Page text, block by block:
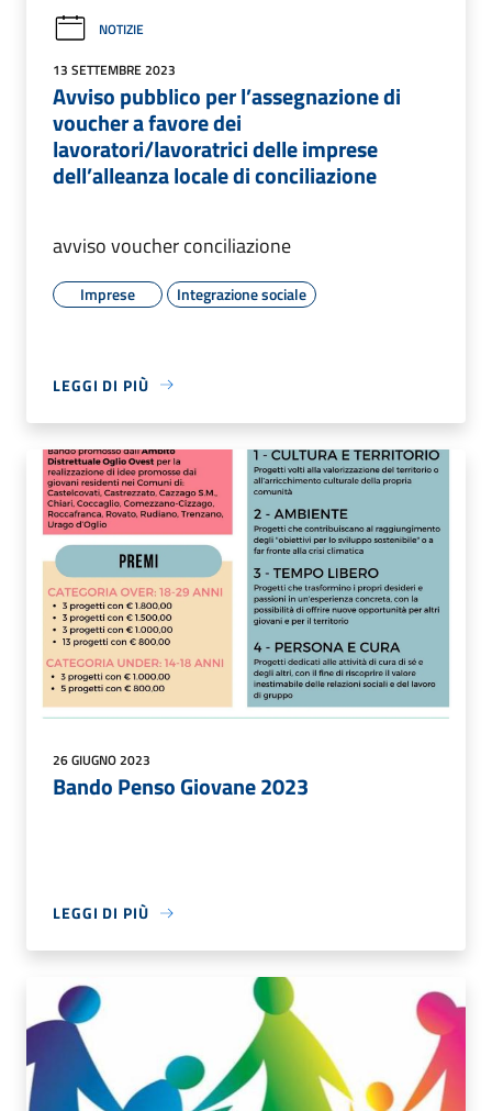
NOTIZIE
13 SETTEMBRE 2023
Avviso pubblico per l’assegnazione di
voucher a favore dei
lavoratori/lavoratrici delle imprese
dell’alleanza locale di conciliazione
avviso voucher conciliazione
Imprese Integrazione sociale
LEGGI DI PIÙ
26 GIUGNO 2023
Bando Penso Giovane 2023
LEGGI DI PIÙ